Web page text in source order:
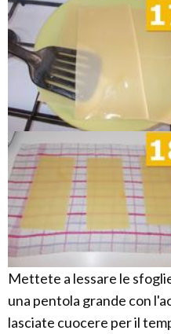
Mettete a lessare le
una pentola grande con
lasciate cuocere per il